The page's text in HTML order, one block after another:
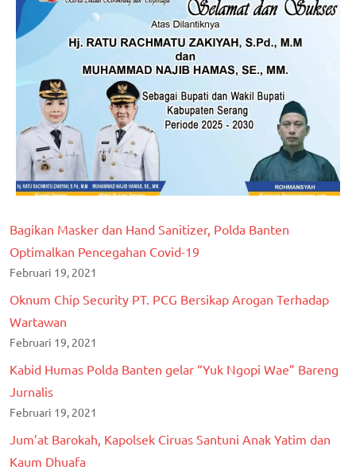
Bagikan Masker dan Hand Sanitizer, Polda Banten
Optimalkan Pencegahan Covid-19
Februari 19, 2021
Oknum Chip Security PT. PCG Bersikap Arogan Terhadap
Wartawan
Februari 19, 2021
Kabid Humas Polda Banten gelar “Yuk Ngopi Wae” Bareng
Jurnalis
Februari 19, 2021
Jum’at Barokah, Kapolsek Ciruas Santuni Anak Yatim dan
Kaum Dhuafa